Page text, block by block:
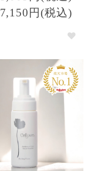
7,150円(税込)